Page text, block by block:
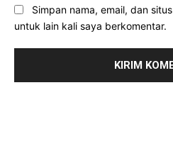
Simpan nama, email, dan
untuk lain kali saya berkomentar.